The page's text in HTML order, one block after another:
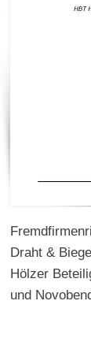
Draht &
Hölzer
und